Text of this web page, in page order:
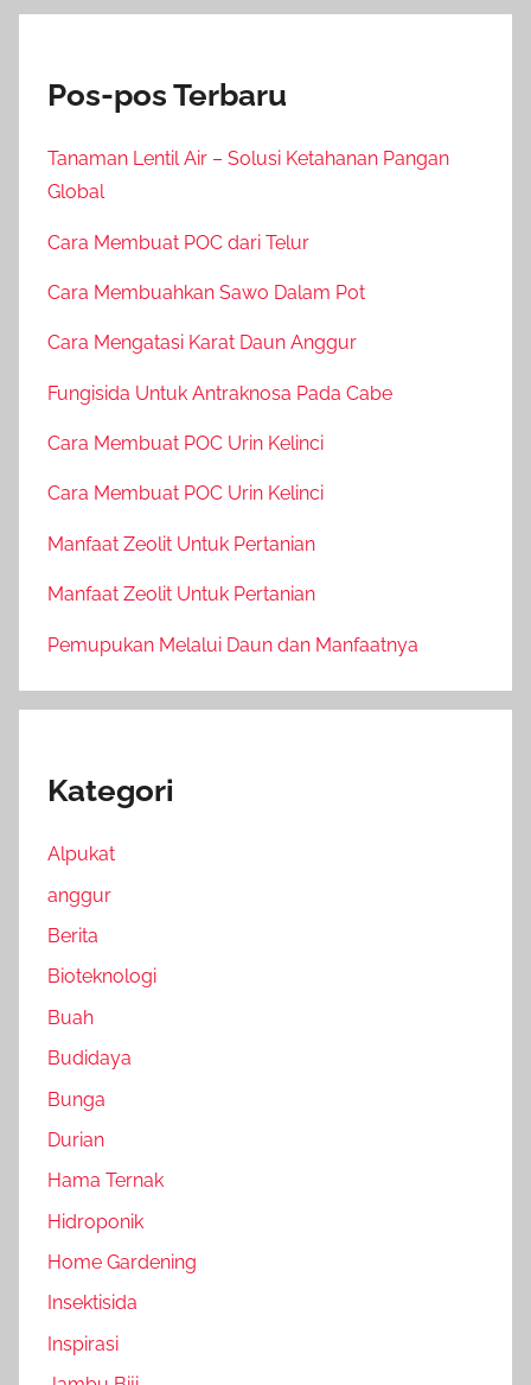
Pos-pos Terbaru
Tanaman Lentil Air – Solusi Ketahanan Pangan
Global
Cara Membuat POC dari Telur
Cara Membuahkan Sawo Dalam Pot
Cara Mengatasi Karat Daun Anggur
Fungisida Untuk Antraknosa Pada Cabe
Cara Membuat POC Urin Kelinci
Cara Membuat POC Urin Kelinci
Manfaat Zeolit Untuk Pertanian
Manfaat Zeolit Untuk Pertanian
Pemupukan Melalui Daun dan Manfaatnya
Kategori
Alpukat
anggur
Berita
Bioteknologi
Buah
Budidaya
Bunga
Durian
Hama Ternak
Hidroponik
Home Gardening
Insektisida
Inspirasi